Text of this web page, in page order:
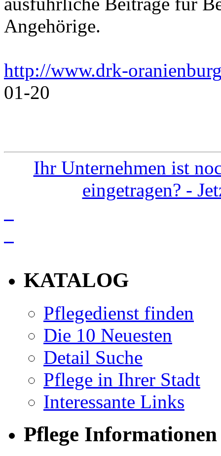
Angehörige.
http://www.drk-
01-20
Ihr Unternehmen ist
eingetragen? -
KATALOG
Pflegedienst finden
Die 10 Neuesten
Detail Suche
Pflege in Ihrer Stadt
Interessante Links
Pflege Informationen